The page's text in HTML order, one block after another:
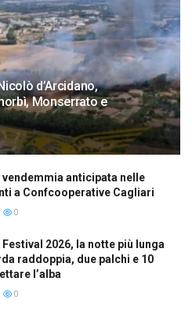
d’Arcidano,
Monserrato e
anticipata nelle
a Confcooperative Cagliari
0
2026, la notte più lunga
raddoppia, due palchi e 10
l’alba
0